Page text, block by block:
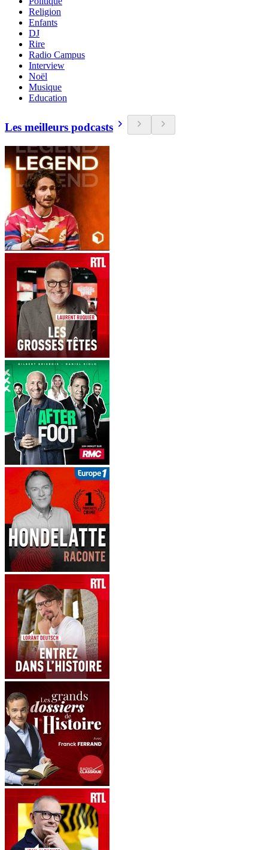
Religion
Enfants
DJ
Rire
Radio Campus
Interview
Noël
Musique
Education
Les meilleurs podcasts